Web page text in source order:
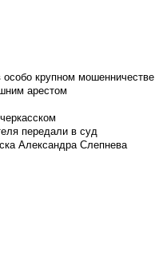
крупном мошенничестве
арестом
передали в суд
Александра Слепнева